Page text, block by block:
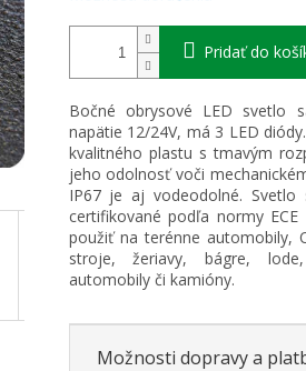
Pridať do
Bočné obrysové LED svetlo
napätie 12/24V, má 3 LED
kvalitného plastu s tmavým
jeho odolnosť voči
IP67 je aj vodeodolné.
certifikované podľa normy
použiť na terénne automobily,
stroje, žeriavy, bágre,
automobily či kamióny.
Možnosti dopravy a